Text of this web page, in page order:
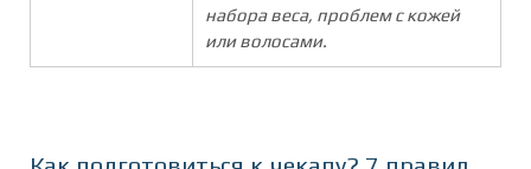
набора веса, проблем с кожей
или волосами.